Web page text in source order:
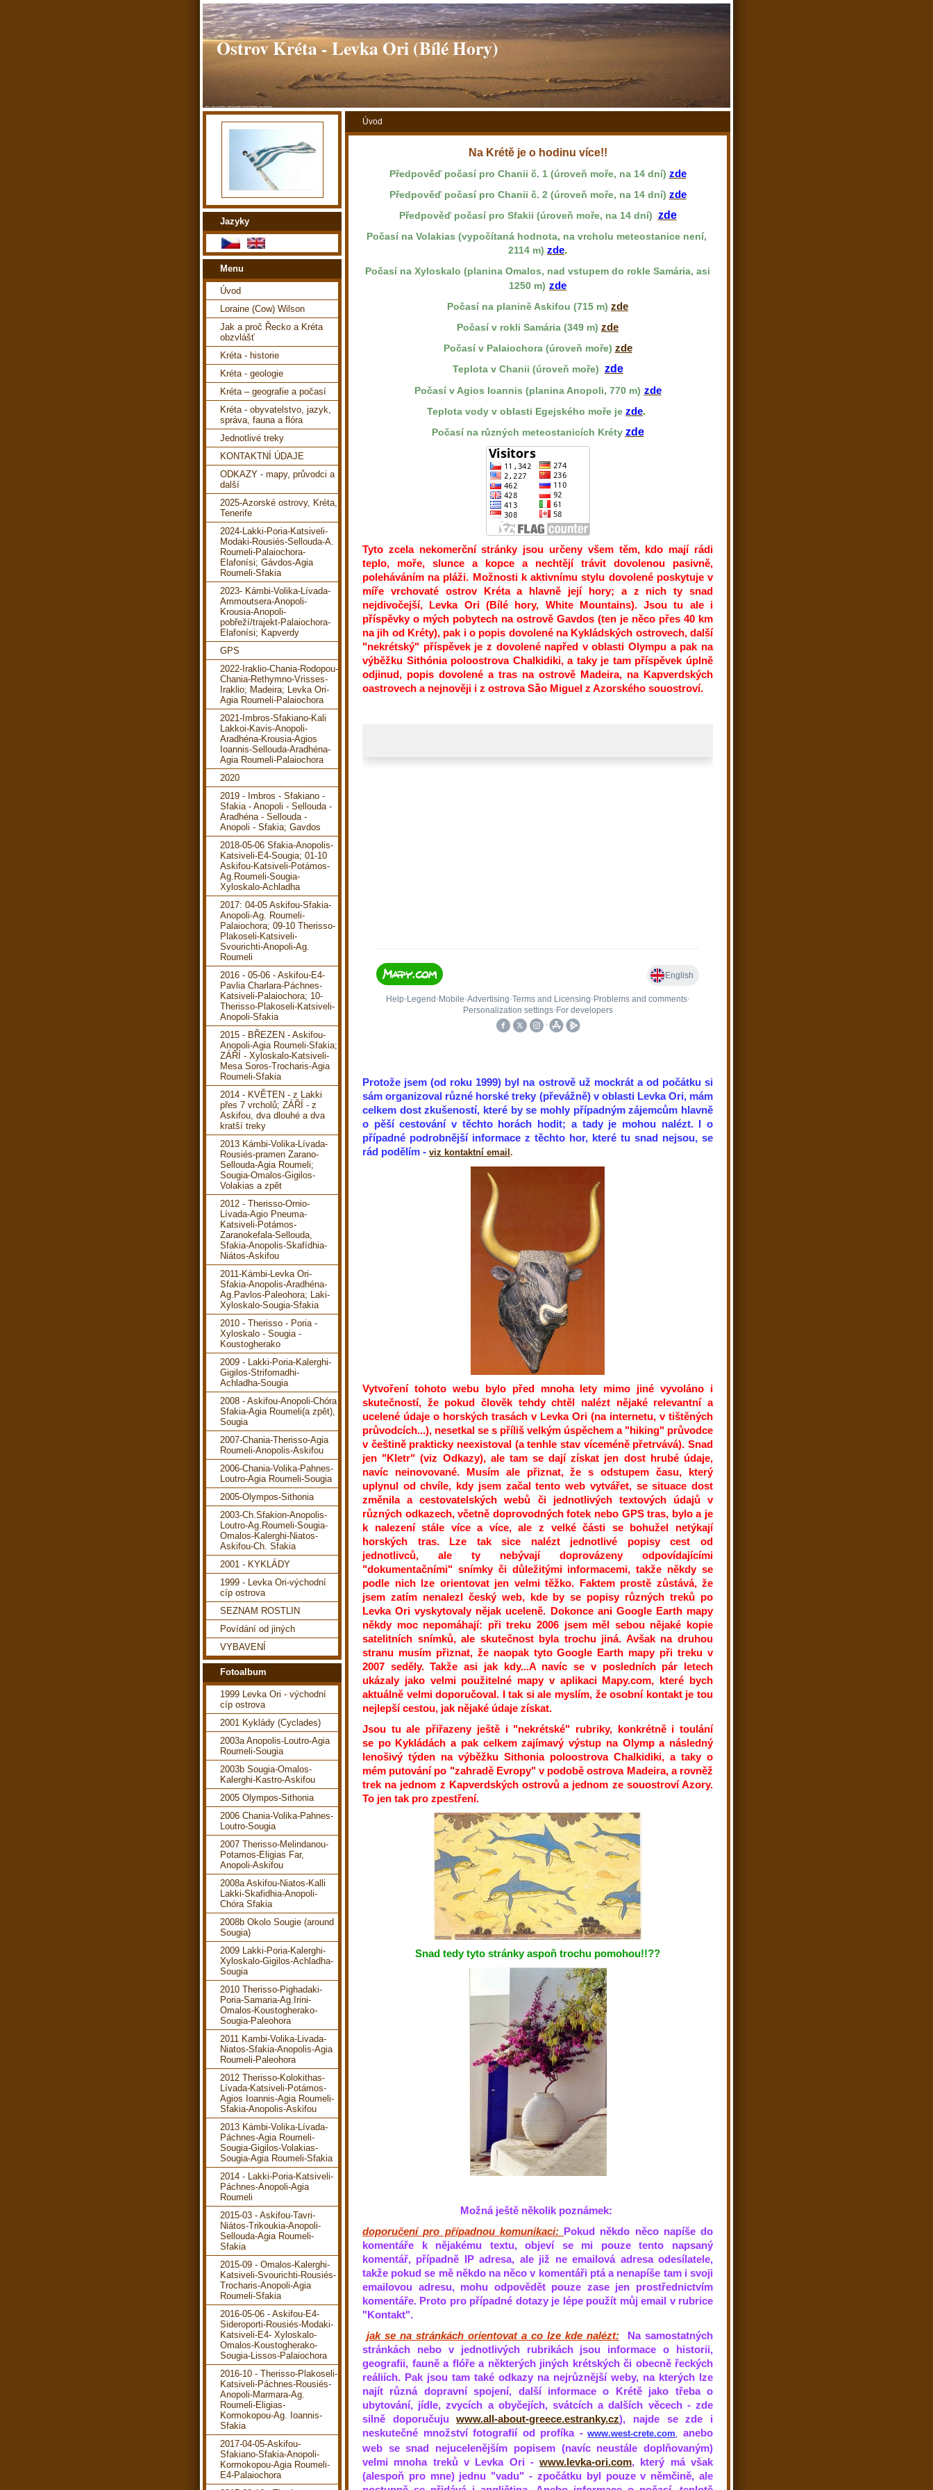
Ostrov Kréta - Levka Ori (Bílé Hory)
Úvod
Na Krétě je o hodinu více!!
Předpověď počasí pro Chanii č. 1 (úroveň moře, na 14 dní) zde
Předpověď počasí pro Chanii č. 2 (úroveň moře, na 14 dní) zde
Předpověď počasí pro Sfakii (úroveň moře, na 14 dní) zde
Počasí na Volakias (vypočítaná hodnota, na vrcholu meteostanice není,
2114 m) zde.
Počasí na Xyloskalo (planina Omalos, nad vstupem do rokle Samária, asi
1250 m) zde
Počasí na planině Askifou (715 m) zde
Počasí v rokli Samária (349 m) zde
Počasí v Palaiochora (úroveň moře) zde
Teplota v Chanii (úroveň moře) zde
Počasí v Agios Ioannis (planina Anopoli, 770 m) zde
Teplota vody v oblasti Egejského moře je zde.
Počasí na různých meteostanicích Kréty zde
Tyto zcela nekomerční stránky jsou určeny všem těm, kdo mají rádi
teplo, moře, slunce a kopce a nechtějí trávit dovolenou pasivně,
poleháváním na pláži. Možnosti k aktivnímu stylu dovolené poskytuje v
míře vrchovaté ostrov Kréta a hlavně její hory; a z nich ty snad
nejdivočejší, Levka Ori (Bílé hory, White Mountains). Jsou tu ale i
příspěvky o mých pobytech na ostrově Gavdos (ten je něco přes 40 km
na jih od Kréty), pak i o popis dovolené na Kykládských ostrovech, další
"nekrétský" příspěvek je z dovolené napřed v oblasti Olympu a pak na
výběžku Sithónia poloostrova Chalkidiki, a taky je tam příspěvek úplně
odjinud, popis dovolené a tras na ostrově Madeira, na Kapverdských
oastrovech a nejnověji i z ostrova São Miguel z Azorského souostroví.
Protože jsem (od roku 1999) byl na ostrově už mockrát a od počátku si
sám organizoval různé horské treky (převážně) v oblasti Levka Ori, mám
celkem dost zkušeností, které by se mohly případným zájemcům hlavně
o pěší cestování v těchto horách hodit; a tady je mohou nalézt. I o
případné podrobnější informace z těchto hor, které tu snad nejsou, se
rád podělím - viz kontaktní email .
Vytvoření tohoto webu bylo před mnoha lety mimo jiné vyvoláno i
skutečností, že pokud člověk tehdy chtěl nalézt nějaké relevantní a
ucelené údaje o horských trasách v Levka Ori (na internetu, v tištěných
průvodcích...), nesetkal se s příliš velkým úspěchem a "hiking" průvodce
v češtině prakticky neexistoval (a tenhle stav víceméně přetrvává). Snad
jen "Kletr" (viz Odkazy), ale tam se dají získat jen dost hrubé údaje,
navíc neinovované. Musím ale přiznat, že s odstupem času, který
uplynul od chvíle, kdy jsem začal tento web vytvářet, se situace dost
změnila a cestovatelských webů či jednotlivých textových údajů v
různých odkazech, včetně doprovodných fotek nebo GPS tras, bylo a je
k nalezení stále více a více, ale z velké části se bohužel netýkají
horských tras. Lze tak sice nalézt jednotlivé popisy cest od
jednotlivců, ale ty nebývají doprovázeny odpovídajícími
"dokumentačními" snímky či důležitými informacemi, takže někdy se
podle nich lze orientovat jen velmi těžko. Faktem prostě zůstává, že
jsem zatím nenalezl český web, kde by se popisy různých treků po
Levka Ori vyskytovaly nějak uceleně. Dokonce ani Google Earth mapy
někdy moc nepomáhají: při treku 2006 jsem měl sebou nějaké kopie
satelitních snímků, ale skutečnost byla trochu jiná. Avšak na druhou
stranu musím přiznat, že naopak tyto Google Earth mapy při treku v
2007 seděly. Takže asi jak kdy...A navíc se v posledních pár letech
ukázaly jako velmi použitelné mapy v aplikaci Mapy.com, které bych
aktuálně velmi doporučoval. I tak si ale myslím, že osobní kontakt je tou
nejlepší cestou, jak nějaké údaje získat.
Jsou tu ale přiřazeny ještě i "nekrétské" rubriky, konkrétně i toulání
se po Kykládách a pak celkem zajímavý výstup na Olymp a následný
lenošivý týden na výběžku Sithonia poloostrova Chalkidiki, a taky o
mém putování po "zahradě Evropy" v podobě ostrova Madeira, a rovněž
trek na jednom z Kapverdských ostrovů a jednom ze souostroví Azory.
To jen tak pro zpestření.
Snad tedy tyto stránky aspoň trochu pomohou!!??
Možná ještě několik poznámek:
doporučení pro případnou komunikaci: Pokud někdo něco napíše do
komentáře k nějakému textu, objeví se mi pouze tento napsaný
komentář, případně IP adresa, ale již ne emailová adresa odesílatele,
takže pokud se mě někdo na něco v komentáři ptá a nenapíše tam i svoji
emailovou adresu, mohu odpovědět pouze zase jen prostřednictvím
komentáře. Proto pro případné dotazy je lépe použít můj email v rubrice
"Kontakt".
jak se na stránkách orientovat a co lze kde nalézt:
Na samostatných
stránkách nebo v jednotlivých rubrikách jsou informace o historii,
geografii, fauně a flóře a některých jiných krétských či obecně řeckých
reáliích. Pak jsou tam také odkazy na nejrůznější weby, na kterých lze
najít různá dopravní spojení, další informace o Krétě jako třeba o
ubytování, jídle, zvycích a obyčejích, svátcích a dalších věcech - zde
silně doporučujuwww.all-about-greece.estranky.cz), najde se zde i
neskutečné množství fotografií od profíka - www.west-crete.com
anebo
web se snad nejucelenějším popisem (navíc neustále doplňovaným)
velmi mnoha treků v Levka Ori -www.levka-ori.com, který má však
(alespoň pro mne) jednu "vadu" - zpočátku byl pouze v němčině, ale
Jazyky
Menu
Úvod
Loraine (Cow) Wilson
Jak a proč Řecko a Kréta
obzvlášť
Kréta - historie
Kréta - geologie
Kréta – geografie a počasí
Kréta - obyvatelstvo, jazyk,
správa, fauna a flóra
Jednotlivé treky
KONTAKTNÍ ÚDAJE
ODKAZY - mapy, průvodci a
další
2025-Azorské ostrovy, Kréta,
Tenerife
2024-Lakki-Poria-Katsiveli-
Modaki-Rousiés-Sellouda-A.
Roumeli-Palaiochora-
Elafonísi; Gávdos-Agia
Roumeli-Sfakia
2023- Kámbi-Volika-Lívada-
Ammoutsera-Anopoli-
Krousia-Anopoli-
pobřeží/trajekt-Palaiochora-
Elafonísi; Kapverdy
GPS
2022-Iraklio-Chania-Rodopou-
Chania-Rethymno-Vrisses-
Iraklio; Madeira; Levka Ori-
Agia Roumeli-Palaiochora
2021-Imbros-Sfakiano-Kali
Lakkoi-Kavis-Anopoli-
Aradhéna-Krousia-Agios
Ioannis-Sellouda-Aradhéna-
Agia Roumeli-Palaiochora
2020
2019 - Imbros - Sfakiano -
Sfakia - Anopoli - Sellouda -
Aradhéna - Sellouda -
Anopoli - Sfakia; Gavdos
2018-05-06 Sfakia-Anopolis-
Katsiveli-E4-Sougia; 01-10
Askifou-Katsiveli-Potámos-
Ag.Roumeli-Sougia-
Xyloskalo-Achladha
2017: 04-05 Askifou-Sfakia-
Anopoli-Ag. Roumeli-
Palaiochora; 09-10 Therisso-
Plakoseli-Katsiveli-
Svourichti-Anopoli-Ag.
Roumeli
2016 - 05-06 - Askifou-E4-
Pavlia Charlara-Páchnes-
Katsiveli-Palaiochora; 10-
Therisso-Plakoseli-Katsiveli-
Anopoli-Sfakia
2015 - BŘEZEN - Askifou-
Anopoli-Agia Roumeli-Sfakia;
ZÁŘÍ - Xyloskalo-Katsiveli-
Mesa Soros-Trocharis-Agia
Roumeli-Sfakia
2014 - KVĚTEN - z Lakki
přes 7 vrcholů; ZÁŘÍ - z
Askifou, dva dlouhé a dva
kratší treky
2013 Kámbi-Volika-Lívada-
Rousiés-pramen Zarano-
Sellouda-Agia Roumeli;
Sougia-Omalos-Gigilos-
Volakias a zpět
2012 - Therisso-Ornio-
Lívada-Agio Pneuma-
Katsiveli-Potámos-
Zaranokefala-Sellouda,
Sfakia-Anopolis-Skafídhia-
Niátos-Askifou
2011-Kámbi-Levka Ori-
Sfakia-Anopolis-Aradhéna-
Ag.Pavlos-Paleohora; Laki-
Xyloskalo-Sougia-Sfakia
2010 - Therisso - Poria -
Xyloskalo - Sougia -
Koustogherako
2009 - Lakki-Poria-Kalerghi-
Gigilos-Strifomadhi-
Achladha-Sougia
2008 - Askifou-Anopoli-Chóra
Sfakia-Agia Roumeli(a zpět),
Sougia
2007-Chania-Therisso-Agia
Roumeli-Anopolis-Askifou
2006-Chania-Volika-Pahnes-
Loutro-Agia Roumeli-Sougia
2005-Olympos-Sithonia
2003-Ch.Sfakion-Anopolis-
Loutro-Ag.Roumeli-Sougia-
Omalos-Kalerghi-Niatos-
Askifou-Ch. Sfakia
2001 - KYKLÁDY
1999 - Levka Ori-východní
cíp ostrova
SEZNAM ROSTLIN
Povídání od jiných
VYBAVENÍ
Fotoalbum
1999 Levka Ori - východní
cíp ostrova
2001 Kyklády (Cyclades)
2003a Anopolis-Loutro-Agia
Roumeli-Sougia
2003b Sougia-Omalos-
Kalerghi-Kastro-Askifou
2005 Olympos-Sithonia
2006 Chania-Volika-Pahnes-
Loutro-Sougia
2007 Therisso-Melindanou-
Potamos-Eligias Far,
Anopoli-Askifou
2008a Askifou-Niatos-Kalli
Lakki-Skafidhia-Anopoli-
Chóra Sfakia
2008b Okolo Sougie (around
Sougia)
2009 Lakki-Poria-Kalerghi-
Xyloskalo-Gigilos-Achladha-
Sougia
2010 Therisso-Pighadaki-
Poria-Samaria-Ag.Irini-
Omalos-Koustogherako-
Sougia-Paleohora
2011 Kambi-Volika-Livada-
Niatos-Sfakia-Anopolis-Agia
Roumeli-Paleohora
2012 Therisso-Kolokithas-
Lívada-Katsiveli-Potámos-
Agios Ioannis-Agia Roumeli-
Sfakia-Anopolis-Askifou
2013 Kámbi-Volika-Lívada-
Páchnes-Agia Roumeli-
Sougia-Gigilos-Volakias-
Sougia-Agia Roumeli-Sfakia
2014 - Lakki-Poria-Katsiveli-
Páchnes-Anopoli-Agia
Roumeli
2015-03 - Askifou-Tavri-
Niátos-Trikoukia-Anopoli-
Sellouda-Agia Roumeli-
Sfakia
2015-09 - Omalos-Kalerghi-
Katsiveli-Svourichti-Rousiés-
Trocharis-Anopoli-Agia
Roumeli-Sfakia
2016-05-06 - Askifou-E4-
Sideroporti-Rousiés-Modaki-
Katsiveli-E4- Xyloskalo-
Omalos-Koustogherako-
Sougia-Lissos-Palaiochora
2016-10 - Therisso-Plakoseli-
Katsiveli-Páchnes-Rousiés-
Anopoli-Marmara-Ag.
Roumeli-Eligias-
Kormokopou-Ag. Ioannis-
Sfakia
2017-04-05-Askifou-
Sfakiano-Sfakia-Anopoli-
Kormokopou-Agia Roumeli-
E4-Palaiochora